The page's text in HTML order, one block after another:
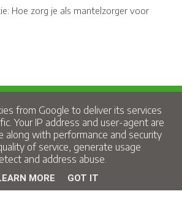
Hoe zorg je als mantelzorger voor
| UP-TO-DATE WebDesign
from Google to deliver its services
Your IP address and user-agent are
along with performance and security
of service, generate usage
and address abuse.
MORE GOT IT